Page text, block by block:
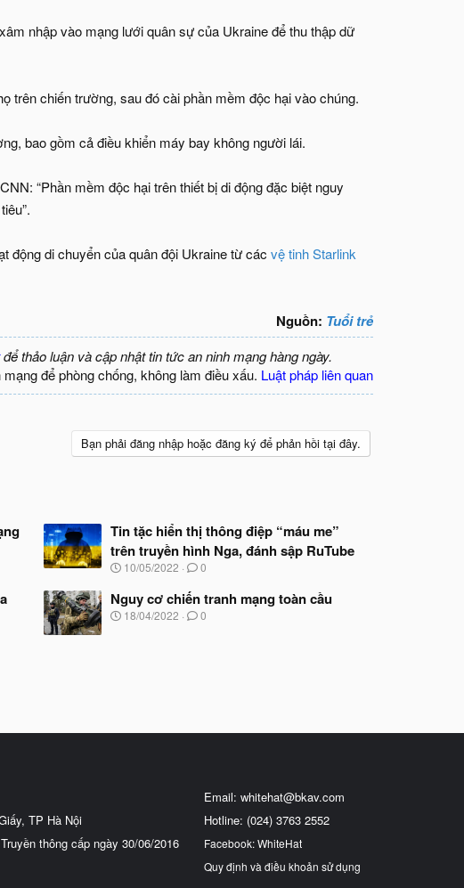
nhập vào mạng lưới quân sự của Ukraine để thu thập dữ
trên chiến trường, sau đó cài phần mềm độc hại vào chúng.
bao gồm cả điều khiển máy bay không người lái.
“Phần mềm độc hại trên thiết bị di động đặc biệt nguy
động di chuyển của quân đội Ukraine từ các vệ tinh Starlink
Nguồn: Tuổi trẻ
để thảo luận và cập nhật tin tức an ninh mạng hàng ngày.
để phòng chống, không làm điều xấu. Luật pháp liên quan
Bạn phải đăng nhập hoặc đăng ký để phản hồi tại đây.
Tin tặc hiển thị thông điệp “máu me”
trên truyền hình Nga, đánh sập RuTube
N
à
y
b
10/05/2022 0
Nguy cơ chiến tranh mạng toàn cầu
N
18/04/2022 0
TP Hà Nội
thông cấp ngày 30/06/2016
Email: whitehat@bkav.com
Hotline: (024) 3763 2552
Facebook: WhiteHat
Quy định và điều khoản sử dụng